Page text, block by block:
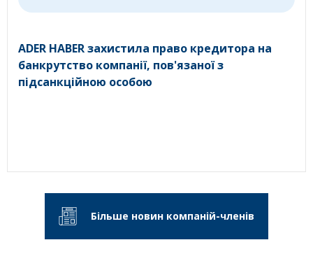
ADER HABER захистила право кредитора на
банкрутство компанії, пов'язаної з
підсанкційною особою
Більше новин компаній-членів